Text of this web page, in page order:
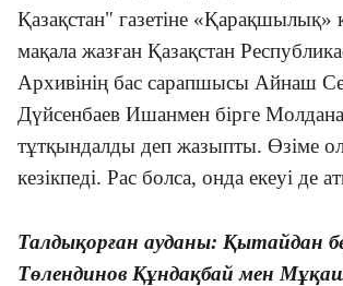
Қазақстан" газетіне «Қарақшылық»
мақала жазған Қазақстан
Архивінің бас сарапшысы Айнаш
Дүйсенбаев Ишанмен бірге
тұтқындалды деп жазыпты. Өзіме
кезікпеді. Рас болса, онда екеуі де
Талдықорған ауданы: Қытайдан
Төлендинов Құндақбай мен